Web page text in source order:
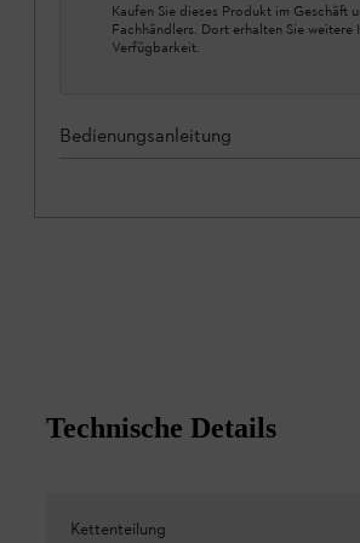
Kaufen Sie dieses Produkt im Geschäft
Fachhändlers. Dort erhalten Sie weitere
Verfügbarkeit.
Bedienungsanleitung
Technische Details
Kettenteilung